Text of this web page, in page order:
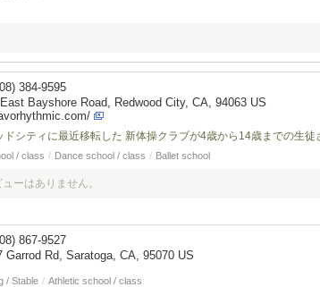
384-9595
Bayshore Road, Redwood City, CA, 94063 US
ドシティに最近移転した 新体操クラブが4歳から14歳までの生徒
/ class / Dance school / class / Ballet school
ーはありません。
867-9527
Garrod Rd, Saratoga, CA, 95070 US
/ Stable / Athletic school / class